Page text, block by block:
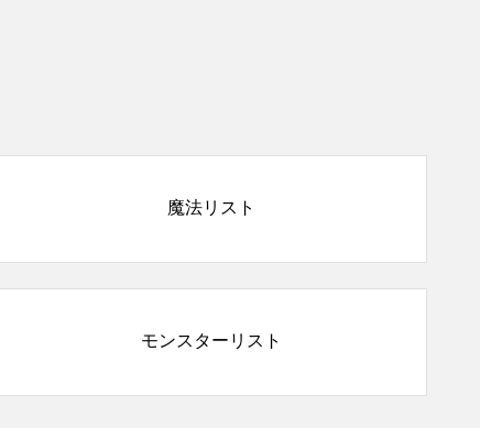
魔法リスト
モンスターリスト